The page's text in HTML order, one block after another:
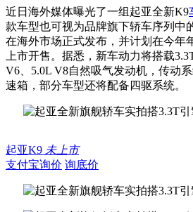
近日海外媒体曝光了一组起亚全新K9
款车型也可视为品牌旗下轿车序列中
在海外市场正式发布，并计划在今年
上市开售。据悉，新车动力将搭载
V6、5.0L V8自然吸气发动机，传动
速箱，部分车型还将配备四驱系统。
起亚K9 未上市
支付宝询价 询底价